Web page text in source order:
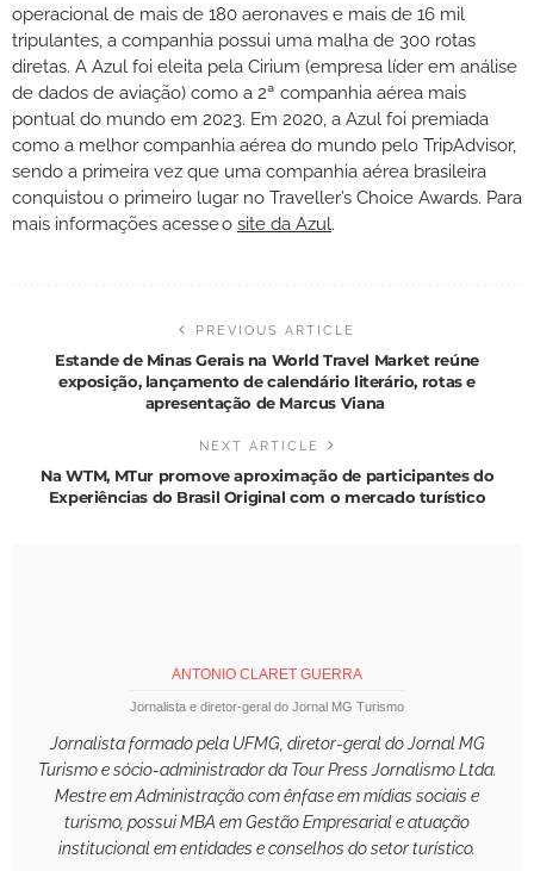
operacional de mais de 180 aeronaves e mais de 16 mil
tripulantes, a companhia possui uma malha de 300 rotas
diretas. A Azul foi eleita pela Cirium (empresa líder em análise
de dados de aviação) como a 2ª companhia aérea mais
pontual do mundo em 2023. Em 2020, a Azul foi premiada
como a melhor companhia aérea do mundo pelo TripAdvisor,
sendo a primeira vez que uma companhia aérea brasileira
conquistou o primeiro lugar no Traveller’s Choice Awards. Para
mais informações acesse o site da Azul.
PREVIOUS ARTICLE
Estande de Minas Gerais na World Travel Market reúne
exposição, lançamento de calendário literário, rotas e
apresentação de Marcus Viana
NEXT ARTICLE
Na WTM, MTur promove aproximação de participantes do
Experiências do Brasil Original com o mercado turístico
ANTONIO CLARET GUERRA
Jornalista e diretor-geral do Jornal MG Turismo
Jornalista formado pela UFMG, diretor-geral do Jornal MG
Turismo e sócio-administrador da Tour Press Jornalismo Ltda.
Mestre em Administração com ênfase em mídias sociais e
turismo, possui MBA em Gestão Empresarial e atuação
institucional em entidades e conselhos do setor turístico.